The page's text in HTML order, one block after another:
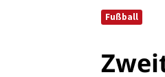
Fußball